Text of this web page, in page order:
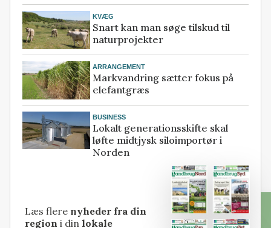
KVÆG
Snart kan man søge tilskud til
naturprojekter
ARRANGEMENT
Markvandring sætter fokus på
elefantgræs
BUSINESS
Lokalt generationsskifte skal
løfte midtjysk siloimportør i
Norden
Læs flere nyheder fra din
region i dinlokale